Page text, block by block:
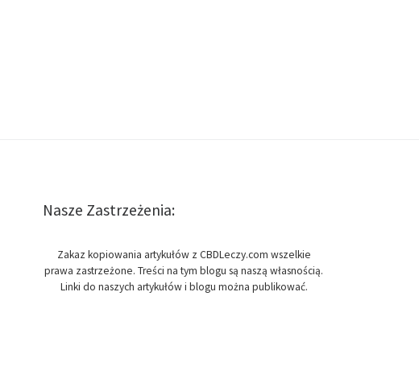
Nasze Zastrzeżenia:
Zakaz kopiowania artykułów z CBDLeczy.com wszelkie
prawa zastrzeżone. Treści na tym blogu są naszą własnością.
Linki do naszych artykułów i blogu można publikować.